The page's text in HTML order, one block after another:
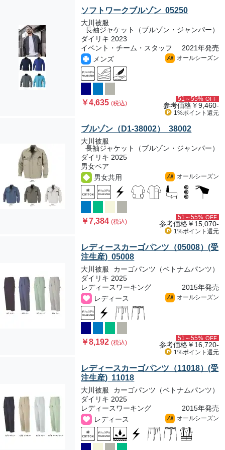
ソフトワークブルゾン 05250
大川被服
長袖ジャケット（ブルゾン・ジャンパー）
ダイリキ 2023
イベント・チーム・スタッフ
2021年発売
メンズ
All オールシーズン
￥4,635(税込)
51～55% OFF
参考価格￥9,460-
1%ポイント 還元
ブルゾン（D1-38002） 38002
大川被服
長袖ジャケット（ブルゾン・ジャンパー）
ダイリキ 2025
男女ペア
男女共用
All オールシーズン
￥7,384(税込)
51～55% OFF
参考価格￥15,070-
1%ポイント 還元
レディースカーゴパンツ（05008）(受
注生産) 05008
大川被服
カーゴパンツ（ベトナムパンツ）
ダイリキ 2025
レディースワーキング
2015年発売
レディース
All オールシーズン
￥8,192(税込)
51～55% OFF
参考価格￥16,720-
1%ポイント 還元
レディースカーゴパンツ（11018）(受
注生産) 11018
大川被服
カーゴパンツ（ベトナムパンツ）
ダイリキ 2025
レディースワーキング
2015年発売
レディース
All オールシーズン